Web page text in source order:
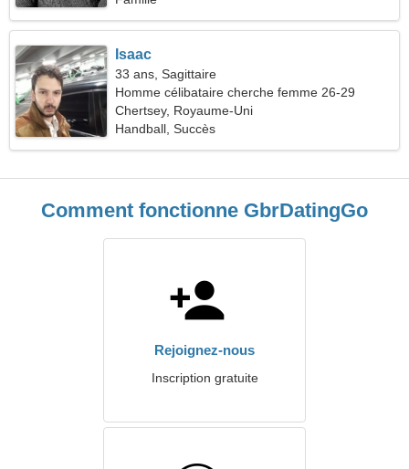
Isaac
33 ans, Sagittaire
Homme célibataire cherche femme 26-29
Chertsey, Royaume-Uni
Handball, Succès
Comment fonctionne GbrDatingGo
Rejoignez-nous
Inscription gratuite